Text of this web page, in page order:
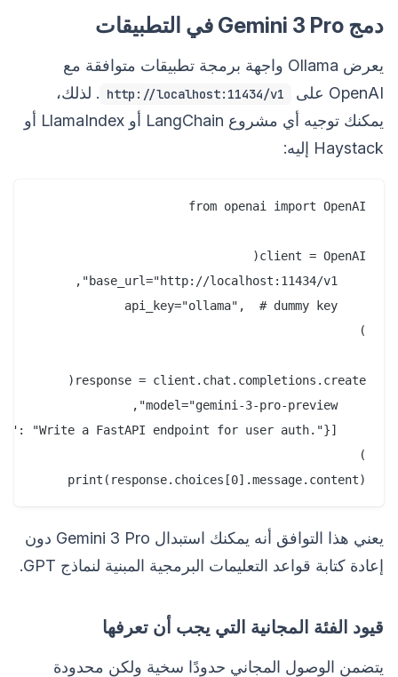
دمج Gemini 3 Pro في التطبيقات
يعرض Ollama واجهة برمجة تطبيقات متوافقة مع
OpenAI على
http://localhost:11434/v1 . لذلك،
يمكنك توجيه أي مشروع LangChain أو LlamaIndex أو
Haystack إليه:
print(response.choices[0].message.content)
يعني هذا التوافق أنه يمكنك استبدال Gemini 3 Pro دون
إعادة كتابة قواعد التعليمات البرمجية المبنية لنماذج GPT.
قيود الفئة المجانية التي يجب أن تعرفها
يتضمن الوصول المجاني حدودًا سخية ولكن محدودة